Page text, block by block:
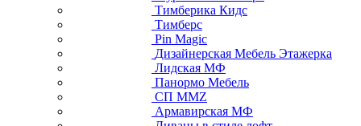
Тимберика Кидс
Тимберс
Pin Magic
Дизайнерская Мебель Этажерка
Лидская МФ
Панормо Мебель
СП ММZ
Армавирская МФ